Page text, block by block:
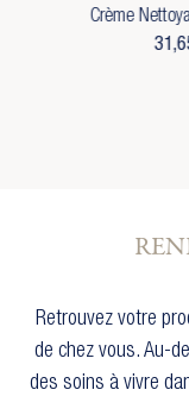
Crème
Retrouvez votre
de chez vous. Au-
des soins à vivre